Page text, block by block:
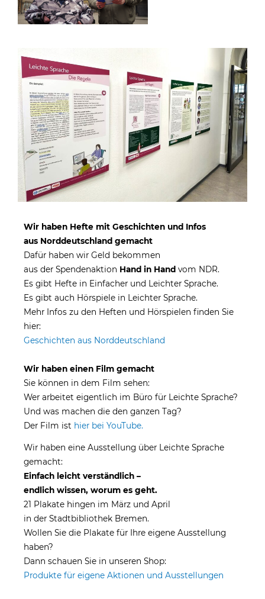
Wir haben Hefte mit Geschichten und Infos
aus Norddeutschland gemacht
Dafür haben wir Geld bekommen
aus der Spendenaktion Hand in Hand vom NDR.
Es gibt Hefte in Einfacher und Leichter Sprache.
Es gibt auch Hörspiele in Leichter Sprache.
Mehr Infos zu den Heften und Hörspielen finden Sie
hier:
Geschichten aus Norddeutschland
Wir haben einen Film gemacht
Sie können in dem Film sehen:
Wer arbeitet eigentlich im Büro für Leichte Sprache?
Und was machen die den ganzen Tag?
Der Film ist hier bei YouTube.
Wir haben eine Ausstellung über Leichte Sprache
gemacht:
Einfach leicht verständlich –
endlich wissen, worum es geht.
21 Plakate hingen im März und April
in der Stadtbibliothek Bremen.
Wollen Sie die Plakate für Ihre eigene Ausstellung
haben?
Dann schauen Sie in unseren Shop:
Produkte für eigene Aktionen und Ausstellungen